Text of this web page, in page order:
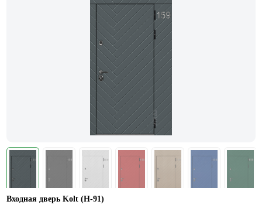
Входная дверь Kolt (Н-91)